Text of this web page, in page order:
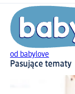
od babylove
Pasujące tematy